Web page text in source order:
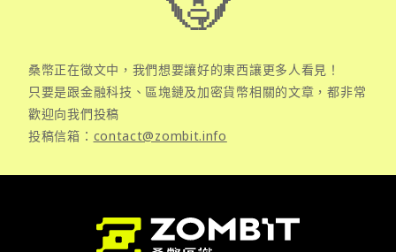
桑幣正在徵文中，我們想要讓好的東西讓更多人看見！
只要是跟金融科技、區塊鏈及加密貨幣相關的文章，都非常
歡迎向我們投稿
投稿信箱： contact@zombit.info